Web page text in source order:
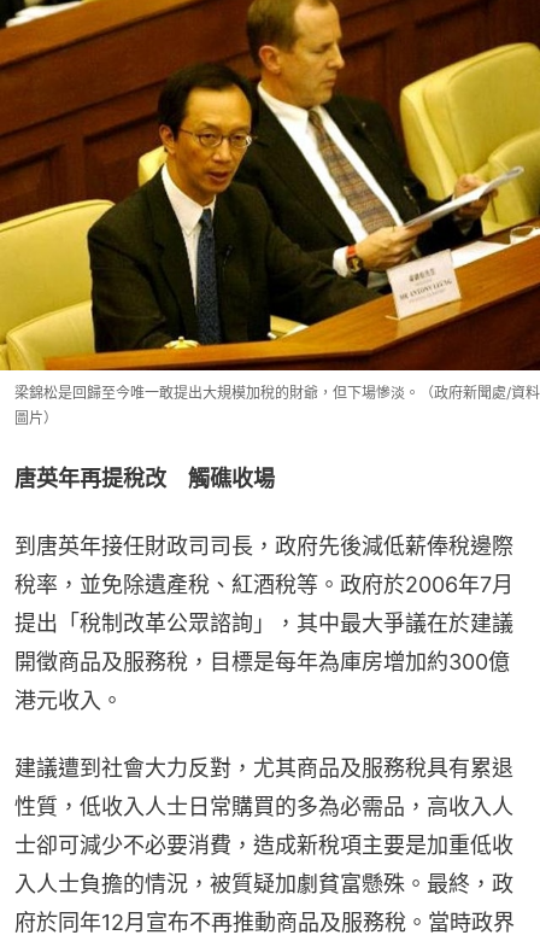
梁錦松是回歸至今唯一敢提出大規模加稅的財爺，但下場慘淡。（政府新聞處/資料
圖片）
唐英年再提稅改　觸礁收場
到唐英年接任財政司司長，政府先後減低薪俸稅邊際
稅率，並免除遺產稅、紅酒稅等。政府於2006年7月
提出「稅制改革公眾諮詢」，其中最大爭議在於建議
開徵商品及服務稅，目標是每年為庫房增加約300億
港元收入。
建議遭到社會大力反對，尤其商品及服務稅具有累退
性質，低收入人士日常購買的多為必需品，高收入人
士卻可減少不必要消費，造成新稅項主要是加重低收
入人士負擔的情況，被質疑加劇貧富懸殊。最終，政
府於同年12月宣布不再推動商品及服務稅。當時政界